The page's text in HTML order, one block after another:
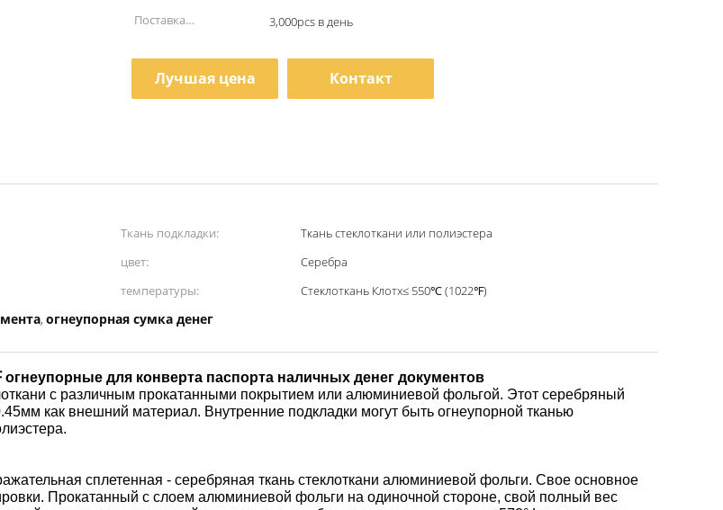
Поставка
3,000pcs в день
Лучшая цена Контакт
Ткань подкладки:
Ткань стеклоткани или полиэстера
цвет:
Серебра
температуры:
Стеклоткань Клотх≤ 550℃ (1022℉)
, огнеупорная сумка денег
для конверта паспорта наличных денег документов
с различным прокатанными покрытием или алюминиевой фольгой. Этот серебряный
как внешний материал. Внутренние подкладки могут быть огнеупорной тканью
сплетенная - серебряная ткань стеклоткани алюминиевой фольги. Свое основное
Прокатанный с слоем алюминиевой фольги на одиночной стороне, свой полный вес